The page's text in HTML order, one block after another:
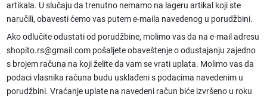
artikala. U slučaju da trenutno nemamo na lageru artikal koji ste
naručili, obavesti ćemo vas putem e-maila navedenog u porudžbini.
Ako odlučite odustati od porudžbine, molimo vas da na e-mail adresu
shopito.rs@gmail.com pošaljete obaveštenje o odustajanju zajedno
s brojem računa na koji želite da vam se vrati uplata. Molimo vas da
podaci vlasnika računa budu usklađeni s podacima navedenim u
porudžbini. Vraćanje uplate na navedeni račun biće izvršeno u roku